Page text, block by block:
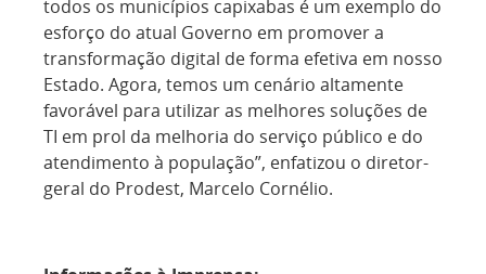
todos os municípios capixabas é um exemplo do
esforço do atual Governo em promover a
transformação digital de forma efetiva em nosso
Estado. Agora, temos um cenário altamente
favorável para utilizar as melhores soluções de
TI em prol da melhoria do serviço público e do
atendimento à população”, enfatizou o diretor-
geral do Prodest, Marcelo Cornélio.